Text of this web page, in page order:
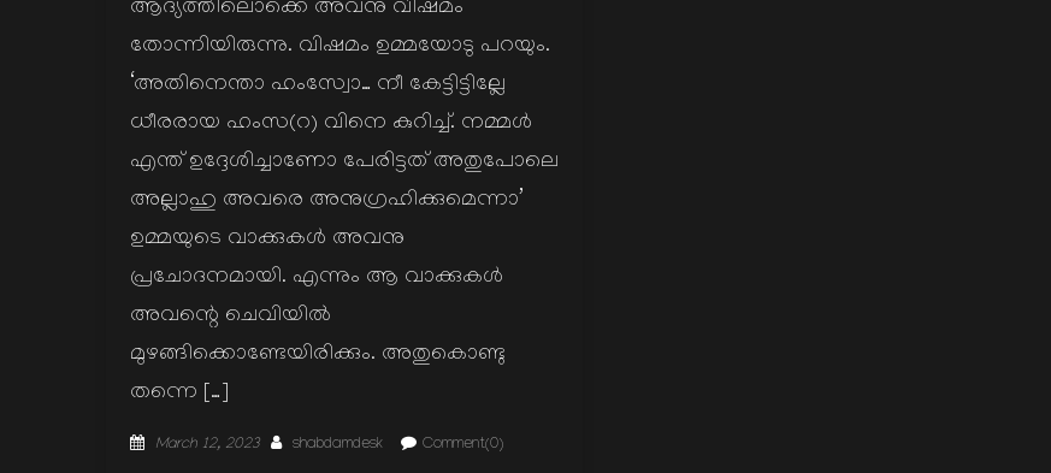
ആദ്യത്തിലൊക്കെ അവനു വിഷമം
തോന്നിയിരുന്നു. വിഷമം ഉമ്മയോടു പറയും.
‘അതിനെന്താ ഹംസ്വോ… നീ കേട്ടിട്ടില്ലേ
ധീരരായ ഹംസ(റ) വിനെ കുറിച്ച്. നമ്മള്‍
എന്ത് ഉദ്ദേശിച്ചാണോ പേരിട്ടത് അതുപോലെ
അല്ലാഹു അവരെ അനുഗ്രഹിക്കുമെന്നാ’
ഉമ്മയുടെ വാക്കുകള്‍ അവനു
പ്രചോദനമായി. എന്നും ആ വാക്കുകള്‍
അവന്റെ ചെവിയില്‍
മുഴങ്ങിക്കൊണ്ടേയിരിക്കും. അതുകൊണ്ടു
തന്നെ […]
Posted
March 12, 2023 Author
shabdamdesk Comment(0)